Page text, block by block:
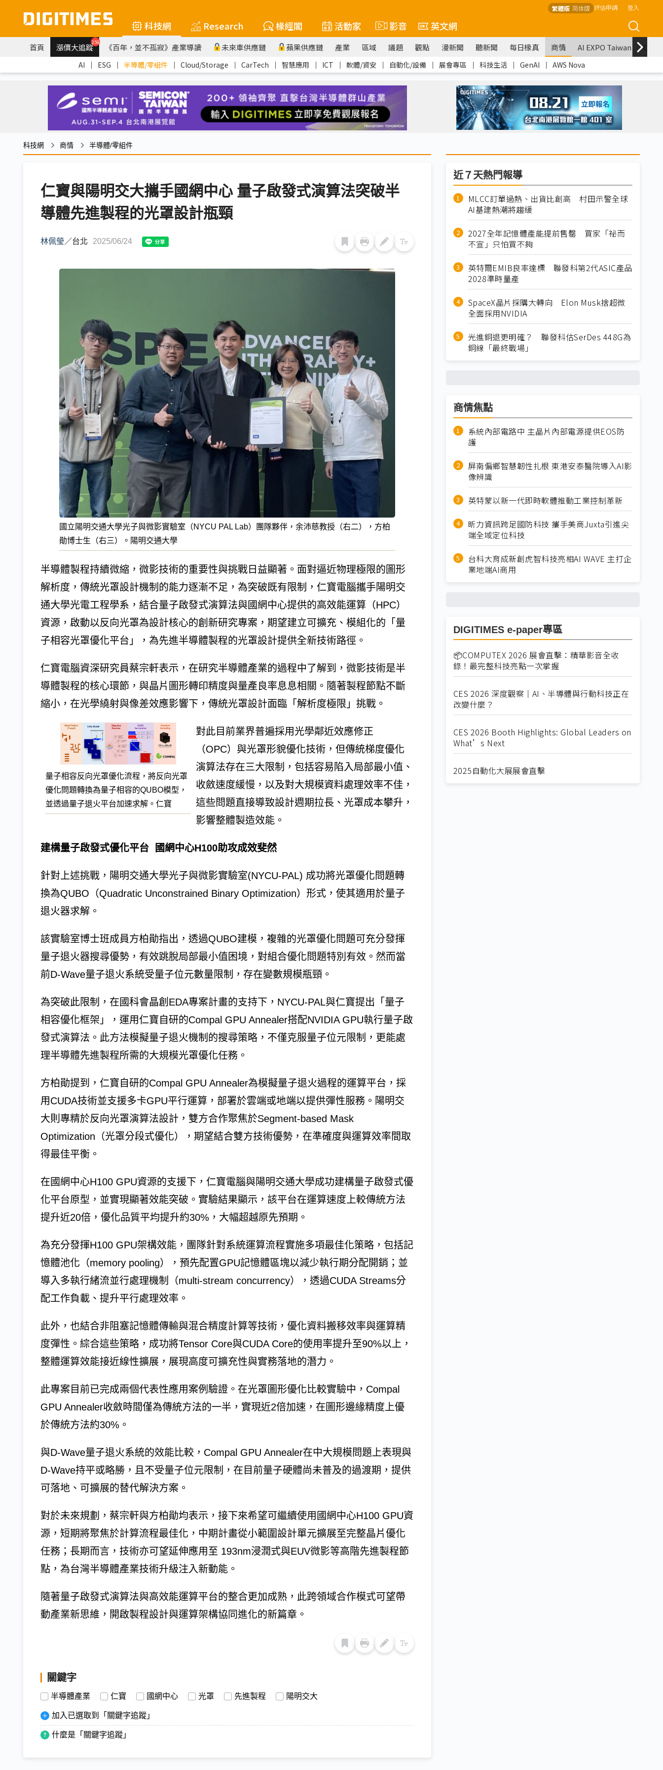
繁體版 简体版 評估申請 登入
科技網 Research 椽經閣 活動家 影音 英文網
首頁 漲價大追蹤259 《百年，並不孤寂》產業導讀 未來車供應鏈 蘋果供應鏈 產業 區域 議題 觀點 漫新聞 聽新聞 每日椽真 商情 AI EXPO Taiwan
AI ｜ ESG ｜ 半導體/零組件 ｜ Cloud/Storage ｜ CarTech ｜ 智慧應用 ｜ ICT ｜ 軟體/資安 ｜ 自動化/設備 ｜ 展會專區 ｜ 科技生活 ｜ GenAI ｜ AWS Nova
科技網 商情 半導體/零組件
仁寶與陽明交大攜手國網中心 量子啟發式演算法突破半
導體先進製程的光罩設計瓶頸
林佩瑩 ／台北 2025/06/24
國立陽明交通大學光子與微影實驗室（NYCU PAL Lab）團隊夥伴，余沛慈教授（右二），方柏
勛博士生（右三）。陽明交通大學
半導體製程持續微縮，微影技術的重要性與挑戰日益顯著。面對逼近物理極限的圖形
解析度，傳統光罩設計機制的能力逐漸不足，為突破既有限制，仁寶電腦攜手陽明交
通大學光電工程學系，結合量子啟發式演算法與國網中心提供的高效能運算（HPC）
資源，啟動以反向光罩為設計核心的創新研究專案，期望建立可擴充、模組化的「量
子相容光罩優化平台」，為先進半導體製程的光罩設計提供全新技術路徑。
仁寶電腦資深研究員蔡宗軒表示，在研究半導體產業的過程中了解到，微影技術是半
導體製程的核心環節，與晶片圖形轉印精度與量產良率息息相關。隨著製程節點不斷
縮小，在光學繞射與像差效應影響下，傳統光罩設計面臨「解析度極限」挑戰。
量子相容反向光罩優化流程，將反向光罩
優化問題轉換為量子相容的QUBO模型，
並透過量子退火平台加速求解。仁寶
對此目前業界普遍採用光學鄰近效應修正
（OPC）與光罩形貌優化技術，但傳統梯度優化
演算法存在三大限制，包括容易陷入局部最小值、
收斂速度緩慢，以及對大規模資料處理效率不佳，
這些問題直接導致設計週期拉長、光罩成本攀升，
影響整體製造效能。
建構量子啟發式優化平台 國網中心H100助攻成效斐然
針對上述挑戰，陽明交通大學光子與微影實驗室(NYCU-PAL) 成功將光罩優化問題轉
換為QUBO（Quadratic Unconstrained Binary Optimization）形式，使其適用於量子
退火器求解。
該實驗室博士班成員方柏勛指出，透過QUBO建模，複雜的光罩優化問題可充分發揮
量子退火器搜尋優勢，有效跳脫局部最小值困境，對組合優化問題特別有效。然而當
前D-Wave量子退火系統受量子位元數量限制，存在變數規模瓶頸。
為突破此限制，在國科會晶創EDA專案計畫的支持下，NYCU-PAL與仁寶提出「量子
相容優化框架」，運用仁寶自研的Compal GPU Annealer搭配NVIDIA GPU執行量子啟
發式演算法。此方法模擬量子退火機制的搜尋策略，不僅克服量子位元限制，更能處
理半導體先進製程所需的大規模光罩優化任務。
方柏勛提到，仁寶自研的Compal GPU Annealer為模擬量子退火過程的運算平台，採
用CUDA技術並支援多卡GPU平行運算，部署於雲端或地端以提供彈性服務。陽明交
大則專精於反向光罩演算法設計，雙方合作聚焦於Segment-based Mask
Optimization（光罩分段式優化），期望結合雙方技術優勢，在準確度與運算效率間取
得最佳平衡。
在國網中心H100 GPU資源的支援下，仁寶電腦與陽明交通大學成功建構量子啟發式優
化平台原型，並實現顯著效能突破。實驗結果顯示，該平台在運算速度上較傳統方法
提升近20倍，優化品質平均提升約30%，大幅超越原先預期。
為充分發揮H100 GPU架構效能，團隊針對系統運算流程實施多項最佳化策略，包括記
憶體池化（memory pooling），預先配置GPU記憶體區塊以減少執行期分配開銷；並
導入多執行緒流並行處理機制（multi-stream concurrency），透過CUDA Streams分
配工作負載、提升平行處理效率。
此外，也結合非阻塞記憶體傳輸與混合精度計算等技術，優化資料搬移效率與運算精
度彈性。綜合這些策略，成功將Tensor Core與CUDA Core的使用率提升至90%以上，
整體運算效能接近線性擴展，展現高度可擴充性與實務落地的潛力。
此專案目前已完成兩個代表性應用案例驗證。在光罩圖形優化比較實驗中，Compal
GPU Annealer收斂時間僅為傳統方法的一半，實現近2倍加速，在圖形邊緣精度上優
於傳統方法約30%。
與D-Wave量子退火系統的效能比較，Compal GPU Annealer在中大規模問題上表現與
D-Wave持平或略勝，且不受量子位元限制，在目前量子硬體尚未普及的過渡期，提供
可落地、可擴展的替代解決方案。
對於未來規劃，蔡宗軒與方柏勛均表示，接下來希望可繼續使用國網中心H100 GPU資
源，短期將聚焦於計算流程最佳化，中期計畫從小範圍設計單元擴展至完整晶片優化
任務；長期而言，技術亦可望延伸應用至 193nm浸潤式與EUV微影等高階先進製程節
點，為台灣半導體產業技術升級注入新動能。
隨著量子啟發式演算法與高效能運算平台的整合更加成熟，此跨領域合作模式可望帶
動產業新思維，開啟製程設計與運算架構協同進化的新篇章。
關鍵字
半導體產業 仁寶 國網中心 光罩 先進製程 陽明交大
加入已選取到「關鍵字追蹤」
什麼是「關鍵字追蹤」
近７天熱門報導
MLCC訂單過熱、出貨比創高 村田示警全球
AI基建熱潮將趨緩
2027全年記憶體產能提前售罄 買家「祕而
不宣」只怕買不夠
英特爾EMIB良率達標 聯發科第2代ASIC產品
2028準時量產
SpaceX晶片採購大轉向 Elon Musk捨超微
全面採用NVIDIA
光進銅退更明確？ 聯發科估SerDes 448G為
銅線「最終戰場」
商情焦點
系統內部電路中 主晶片內部電源提供EOS防
護
屏南偏鄉智慧韌性扎根 東港安泰醫院導入AI影
像辨識
英特蒙以新一代即時軟體推動工業控制革新
昕力資訊跨足國防科技 攜手美商Juxta引進尖
端全域定位科技
台科大育成新創虎智科技亮相AI WAVE 主打企
業地端AI商用
DIGITIMES e-paper專區
📦COMPUTEX 2026 展會直擊：精華影音全收
錄！最完整科技亮點一次掌握
CES 2026 深度觀察｜AI、半導體與行動科技正在
改變什麼？
CES 2026 Booth Highlights: Global Leaders on
What’s Next
2025自動化大展展會直擊